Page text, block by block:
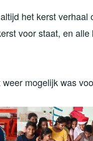
het kerst
voor staat, en
mogelijk was